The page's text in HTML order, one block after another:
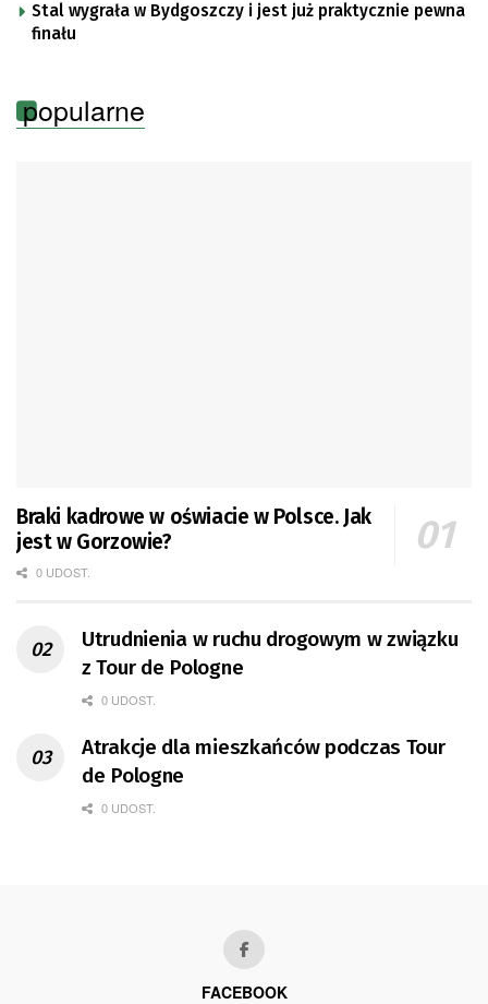
Stal wygrała w Bydgoszczy i jest już praktycznie pewna
finału
popularne
Braki kadrowe w oświacie w Polsce. Jak
jest w Gorzowie?
0 UDOST.
Utrudnienia w ruchu drogowym w związku
z Tour de Pologne
0 UDOST.
Atrakcje dla mieszkańców podczas Tour
de Pologne
0 UDOST.
FACEBOOK